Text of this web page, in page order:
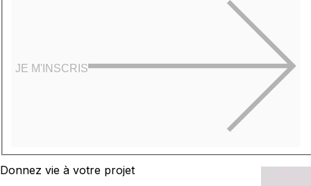
JE M'INSCRIS
Donnez vie à votre projet